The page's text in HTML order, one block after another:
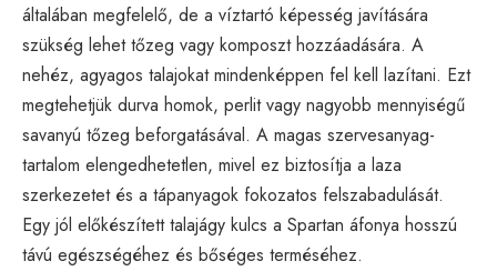
általában megfelelő, de a víztartó képesség javítására
szükség lehet tőzeg vagy komposzt hozzáadására. A
nehéz, agyagos talajokat mindenképpen fel kell lazítani. Ezt
megtehetjük durva homok, perlit vagy nagyobb mennyiségű
savanyú tőzeg beforgatásával. A magas szervesanyag-
tartalom elengedhetetlen, mivel ez biztosítja a laza
szerkezetet és a tápanyagok fokozatos felszabadulását.
Egy jól előkészített talajágy kulcs a Spartan áfonya hosszú
távú egészségéhez és bőséges terméséhez.